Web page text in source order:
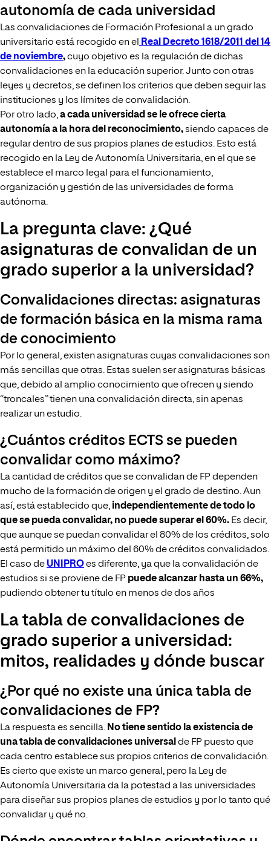
autonomía de cada universidad
Las convalidaciones de Formación Profesional a un grado
universitario está recogido en el Real Decreto 1618/2011 del 14
de noviembre,cuyo objetivo es la regulación de dichas
convalidaciones en la educación superior. Junto con otras
leyes y decretos, se definen los criterios que deben seguir las
instituciones y los límites de convalidación.
Por otro lado,a cada universidad se le ofrece cierta
autonomía a la hora del reconocimiento,siendo capaces de
regular dentro de sus propios planes de estudios. Esto está
recogido en la Ley de Autonomía Universitaria, en el que se
establece el marco legal para el funcionamiento,
organización y gestión de las universidades de forma
autónoma.
La pregunta clave: ¿Qué
asignaturas de convalidan de un
grado superior a la universidad?
Convalidaciones directas: asignaturas
de formación básica en la misma rama
de conocimiento
Por lo general, existen asignaturas cuyas convalidaciones son
más sencillas que otras. Estas suelen ser asignaturas básicas
que, debido al amplio conocimiento que ofrecen y siendo
“troncales” tienen una convalidación directa, sin apenas
realizar un estudio.
¿Cuántos créditos ECTS se pueden
convalidar como máximo?
La cantidad de créditos que se convalidan de FP dependen
mucho de la formación de origen y el grado de destino. Aun
así, está establecido que, independientemente de todo lo
que se pueda convalidar, no puede superar el 60%. Es decir,
que aunque se puedan convalidar el 80% de los créditos, solo
está permitido un máximo del 60% de créditos convalidados.
El caso de UNIPROes diferente, ya que la convalidación de
estudios si se proviene de FP puede alcanzar hasta un 66%,
pudiendo obtener tu título en menos de dos años
La tabla de convalidaciones de
grado superior a universidad:
mitos, realidades y dónde buscar
¿Por qué no existe una única tabla de
convalidaciones de FP?
La respuesta es sencilla. No tiene sentido la existencia de
una tabla de convalidaciones universalde FP puesto que
cada centro establece sus propios criterios de convalidación.
Es cierto que existe un marco general, pero la Ley de
Autonomía Universitaria da la potestad a las universidades
para diseñar sus propios planes de estudios y por lo tanto qué
convalidar y qué no.